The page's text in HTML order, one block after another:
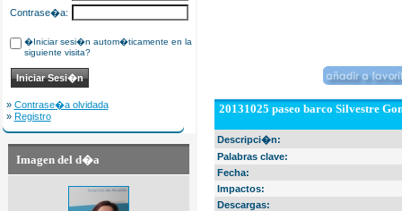
Contrase�a:
�Iniciar sesi�n autom�ticamente en la
siguiente visita?
» Contrase�a olvidada
» Registro
Imagen del d�a
20131025 paseo barco Silvestre
Descripci�n:
Palabras clave:
Fecha:
Impactos:
Descargas: